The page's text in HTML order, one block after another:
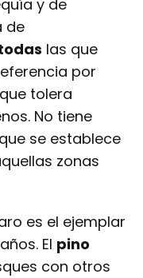
y de
de
las que
por
tolera
No tiene
se establece
zonas
es el ejemplar
El pino
con otros